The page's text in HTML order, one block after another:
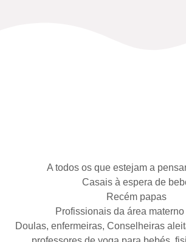
A todos os que estejam a
Casais à espera de
Recém papas
Profissionais da área
Doulas, enfermeiras, Conselheiras